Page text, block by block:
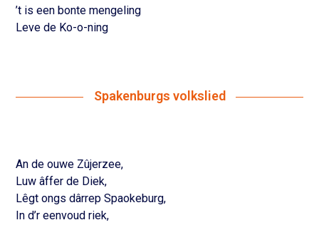
’t is een bonte mengeling
Leve de Ko-o-ning
Spakenburgs volkslied
An de ouwe Zûjerzee,
Luw âffer de Diek,
Lêgt ongs dârrep Spaokeburg,
In d’r eenvoud riek,